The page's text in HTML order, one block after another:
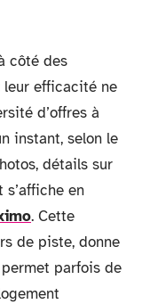
côté des
leur efficacité ne
d’offres à
instant, selon le
détails sur
en
. Cette
de piste, donne
parfois de